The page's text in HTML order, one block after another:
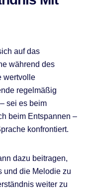
auf das
während des
wertvolle
regelmäßig
sei es beim
beim Entspannen –
konfrontiert.
dazu beitragen,
und die Melodie zu
weiter zu